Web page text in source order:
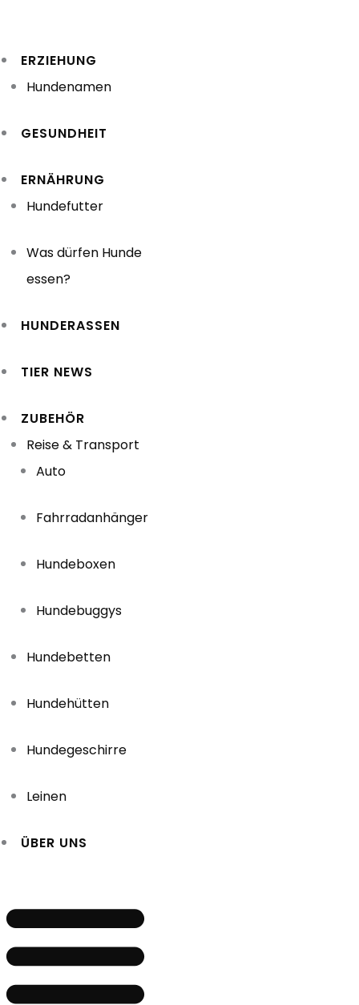
springen
ERZIEHUNG
Hundenamen
GESUNDHEIT
ERNÄHRUNG
Hundefutter
Was dürfen Hunde
essen?
HUNDERASSEN
TIER NEWS
ZUBEHÖR
Reise & Transport
Auto
Fahrradanhänger
Hundeboxen
Hundebuggys
Hundebetten
Hundehütten
Hundegeschirre
Leinen
ÜBER UNS